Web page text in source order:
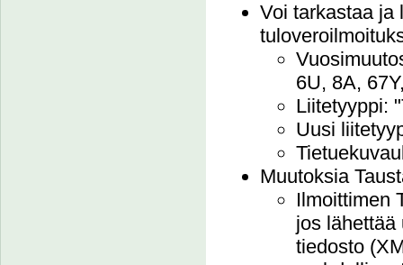
Voi tarkastaa ja
6U, 8A,
Liitetyyppi:
Uusi
Muutoksia
Ilmoittimen
jos lähettää
tiedosto